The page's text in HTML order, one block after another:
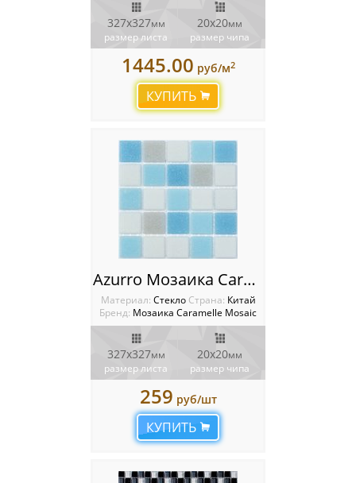
327х327мм
размер листа
20х20мм
размер чипа
1445.00 руб/м2
КУПИТЬ
Azurro Мозаика Caramelle mosaic Sabbia
Материал: Стекло Cтрана: Китай
Бренд: Мозаика Caramelle Mosaic
327х327мм
размер листа
20х20мм
размер чипа
259 руб/шт
КУПИТЬ